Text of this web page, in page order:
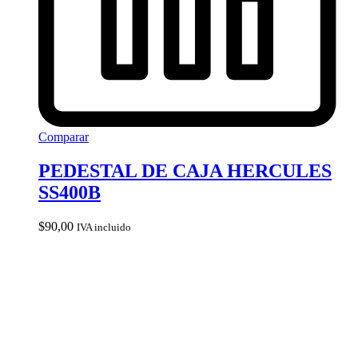
Comparar
PEDESTAL DE CAJA HERCULES
SS400B
$90,00 IVA incluido